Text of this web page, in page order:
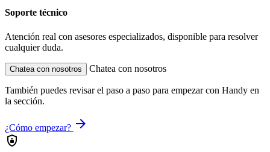
Soporte técnico
Atención real con asesores especializados, disponible para resolver
cualquier duda.
Chatea con nosotros Chatea con nosotros
También puedes revisar el paso a paso para empezar con Handy en
la sección.
¿Cómo empezar? arrow_forward
shield_lock